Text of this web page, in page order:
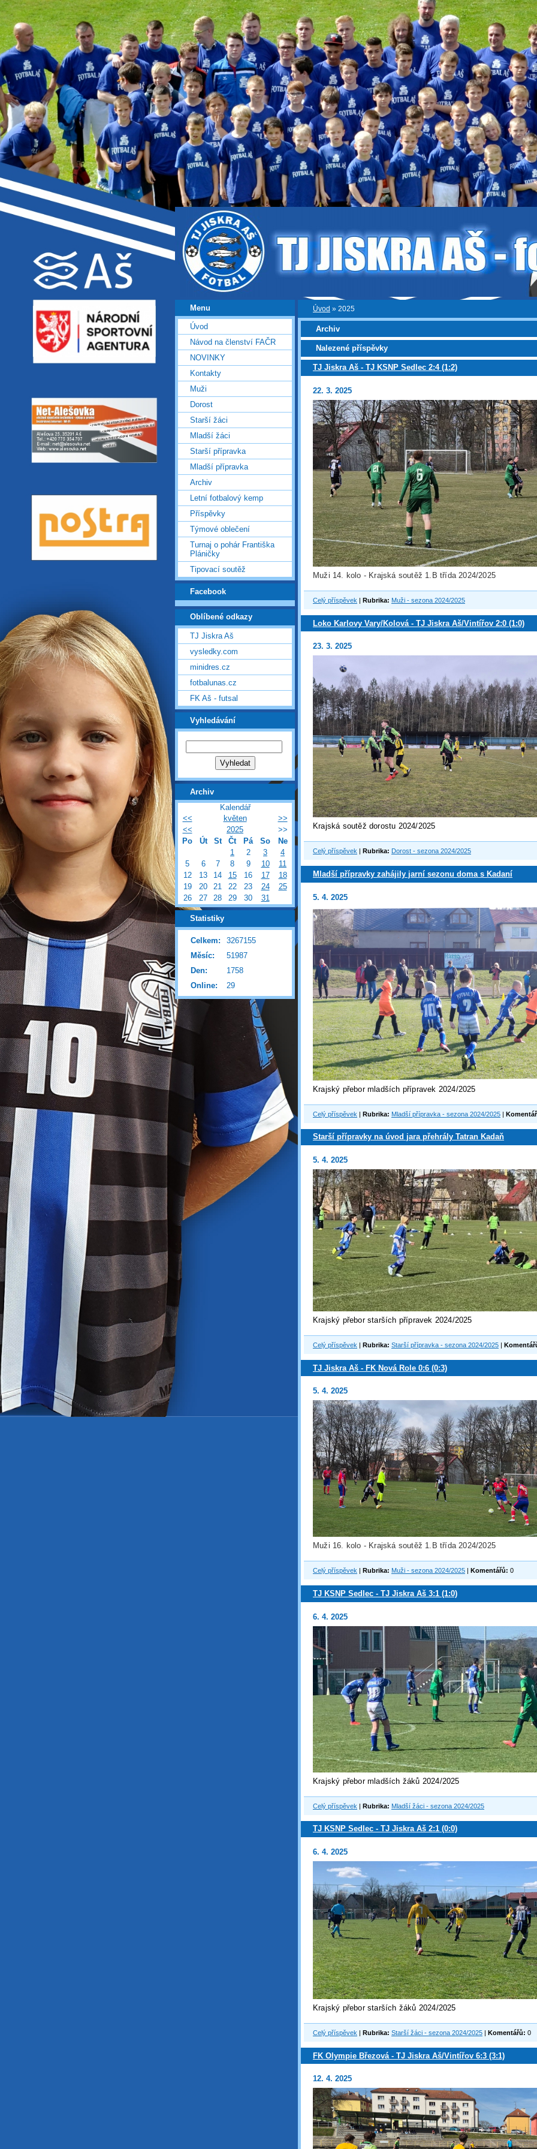
Úvod » 2025
Archiv
Nalezené příspěvky
TJ Jiskra Aš - TJ KSNP Sedlec 2:4 (1:2)
22. 3. 2025
Muži 14. kolo - Krajská soutěž 1.B třída 2024/2025
Celý příspěvek | Rubrika: Muži - sezona 2024/2025
Loko Karlovy Vary/Kolová - TJ Jiskra Aš/Vintířov 2:0 (1:0)
23. 3. 2025
Krajská soutěž dorostu 2024/2025
Celý příspěvek Rubrika: Dorost - sezona 2024/2025
Mladší přípravky zahájily jarní sezonu doma s Kadaní
5. 4. 2025
Krajský přebor mladších přípravek 2024/2025
Celý příspěvek | Rubrika: Mladší přípravka - sezona 2024/2025 |
Starší přípravky na úvod jara přehrály Tatran Kadaň
5. 4. 2025
Krajský přebor starších přípravek 2024/2025
Celý příspěvek | Rubrika: Starší přípravka - sezona 2024/2025 |
TJ Jiskra Aš - FK Nová Role 0:6 (0:3)
5. 4. 2025
Muži 16. kolo - Krajská soutěž 1.B třída 2024/2025
Celý příspěvek Rubrika: Muži - sezona 2024/2025 Komentářů: 0
TJ KSNP Sedlec - TJ Jiskra Aš 3:1 (1:0)
6. 4. 2025
Krajský přebor mladších žáků 2024/2025
Celý příspěvek | Rubrika: Mladší žáci - sezona 2024/2025
TJ KSNP Sedlec - TJ Jiskra Aš 2:1 (0:0)
6. 4. 2025
Krajský přebor starších žáků 2024/2025
Celý příspěvek | Rubrika: Starší žáci - sezona 2024/2025 | Komentářů: 0
FK Olympie Březová - TJ Jiskra Aš/Vintířov 6:3 (3:1)
12. 4. 2025
Menu
Úvod
Návod na členství FAČR
NOVINKY
Kontakty
Muži
Dorost
Starší žáci
Mladší žáci
Starší přípravka
Mladší přípravka
Archiv
Letní fotbalový kemp
Příspěvky
Týmové oblečení
Turnaj o pohár Františka
Pláničky
Tipovací soutěž
Facebook
Oblíbené odkazy
TJ Jiskra Aš
vysledky.com
minidres.cz
fotbalunas.cz
FK Aš - futsal
Vyhledávání
Archiv
Kalendář
<<
květen
>>
<<
2025
>>
Po
Út St Čt Pá So
Ne
1
2 3
4
5
6 7 8 9 10
11
12
13 14 15 16 17
18
19
20 21 22 23 24
25
26
27 28 29 30 31
Statistiky
Online: 29
Celkem:
3267155
Měsíc:
51987
Den:
1758